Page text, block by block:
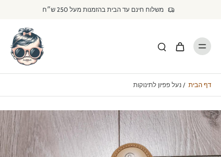
משלוח חינם עד הבית בהזמנות מעל 250 ש״ח
דף הבית / נעל פפיון לתינוקות